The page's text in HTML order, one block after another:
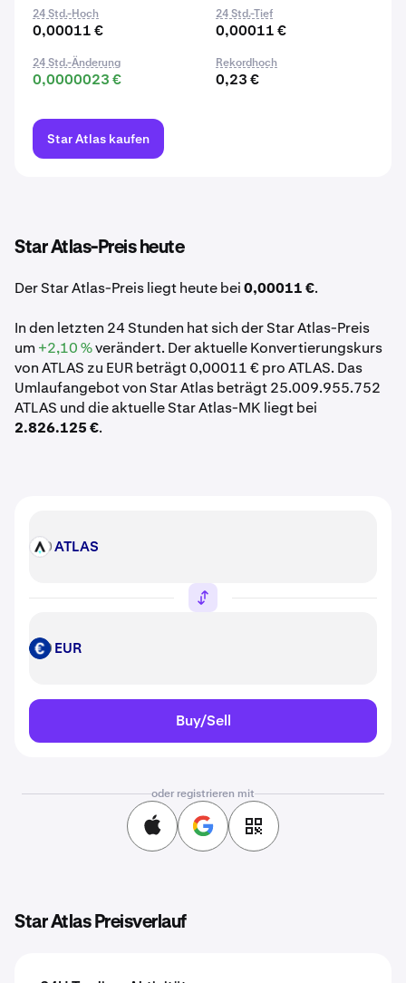
24 Std.-Hoch
0,00011 €
24 Std.-Tief
0,00011 €
24 Std.-Änderung
0,0000023 €
Rekordhoch
0,23 €
Star Atlas kaufen
Star Atlas-Preis heute
Der Star Atlas-Preis liegt heute bei0,00011 €.
In den letzten 24 Stunden hat sich der Star Atlas-Preis
um +2,10 %verändert. Der aktuelle Konvertierungskurs
von ATLAS zu EUR beträgt 0,00011 € pro ATLAS. Das
Umlaufangebot von Star Atlas beträgt 25.009.955.752
ATLAS und die aktuelle Star Atlas-MK liegt bei
2.826.125 €.
ATLAS ATLAS
EUR EUR
Buy/Sell
oder registrieren mit
Star Atlas Preisverlauf